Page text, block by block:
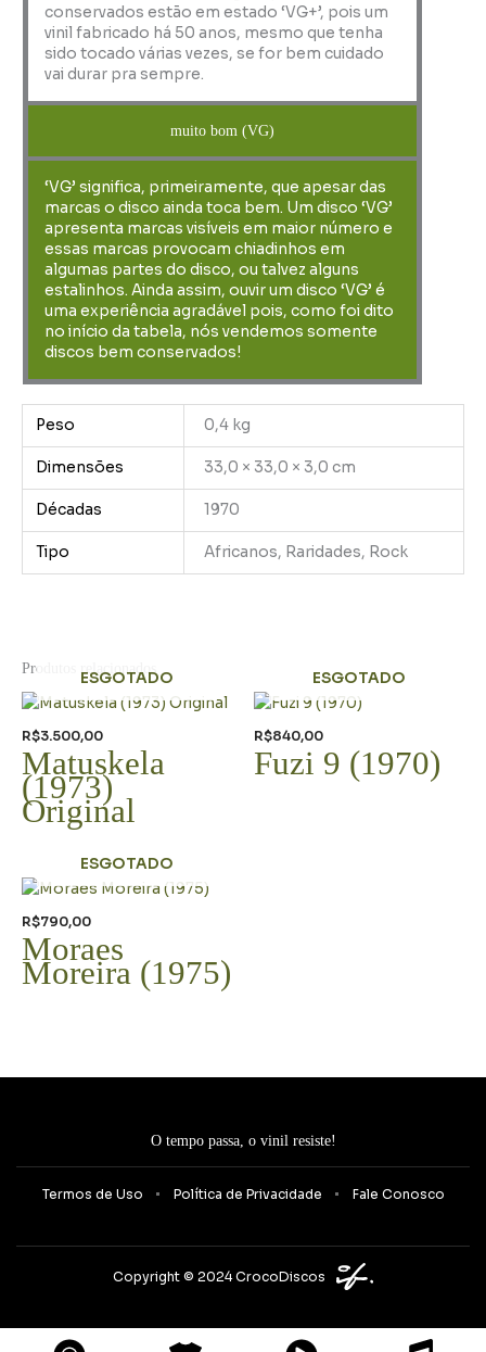
conservados estão em estado ‘VG+’, pois um
vinil fabricado há 50 anos, mesmo que tenha
sido tocado várias vezes, se for bem cuidado
vai durar pra sempre.
muito bom (VG)
‘VG’ significa, primeiramente, que apesar das
marcas o disco ainda toca bem. Um disco ‘VG’
apresenta marcas visíveis em maior número e
essas marcas provocam chiadinhos em
algumas partes do disco, ou talvez alguns
estalinhos. Ainda assim, ouvir um disco ‘VG’ é
uma experiência agradável pois, como foi dito
no início da tabela, nós vendemos somente
discos bem conservados!
Peso 0,4 kg
Dimensões 33,0 × 33,0 × 3,0 cm
Décadas 1970
Tipo Africanos, Raridades, Rock
Produtos relacionados
ESGOTADO
R$3.500,00
Matuskela
(1973)
Original
ESGOTADO
R$840,00
Fuzi 9 (1970)
ESGOTADO
R$790,00
Moraes
Moreira (1975)
O tempo passa, o vinil resiste!
Termos de Uso Política de Privacidade Fale Conosco
Copyright © 2024 CrocoDiscos